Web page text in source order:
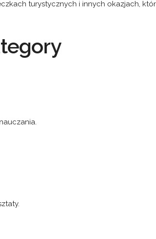
turystycznych i innych okazjach,